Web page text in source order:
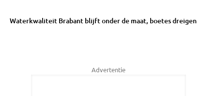
Waterkwaliteit Brabant blijft onder de maat, boetes dreigen
Advertentie